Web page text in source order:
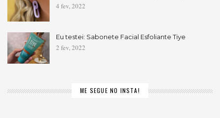
4 fev, 2022
Eu testei: Sabonete Facial Esfoliante Tiye
2 fev, 2022
ME SEGUE NO INSTA!